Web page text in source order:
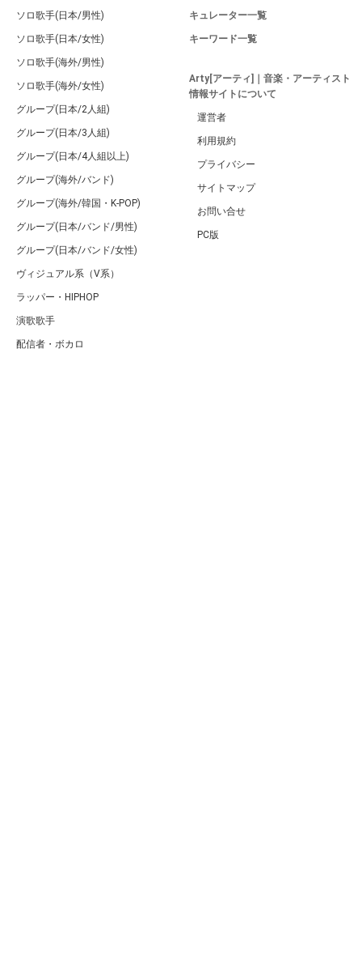
ソロ歌手(日本/男性)
ソロ歌手(日本/女性)
ソロ歌手(海外/男性)
ソロ歌手(海外/女性)
グループ(日本/2人組)
グループ(日本/3人組)
グループ(日本/4人組以上)
グループ(海外/バンド)
グループ(海外/韓国・K-POP)
グループ(日本/バンド/男性)
グループ(日本/バンド/女性)
ヴィジュアル系（V系）
ラッパー・HIPHOP
演歌歌手
配信者・ボカロ
キュレーター一覧
キーワード一覧
Arty[アーティ]｜音楽・アーティスト
情報サイトについて
運営者
利用規約
プライバシー
サイトマップ
お問い合せ
PC版